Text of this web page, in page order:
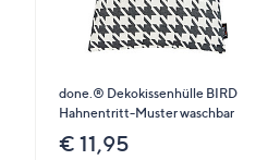
done.® Dekokissenhülle BIRD
Hahnentritt-Muster waschbar
€ 11,95